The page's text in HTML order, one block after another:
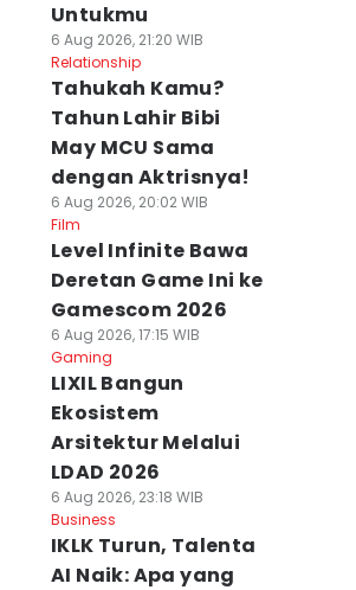
Untukmu
6 Aug 2026, 21:20 WIB
Relationship
Tahukah Kamu?
Tahun Lahir Bibi
May MCU Sama
dengan Aktrisnya!
6 Aug 2026, 20:02 WIB
Film
Level Infinite Bawa
Deretan Game Ini ke
Gamescom 2026
6 Aug 2026, 17:15 WIB
Gaming
LIXIL Bangun
Ekosistem
Arsitektur Melalui
LDAD 2026
6 Aug 2026, 23:18 WIB
Business
IKLK Turun, Talenta
AI Naik: Apa yang